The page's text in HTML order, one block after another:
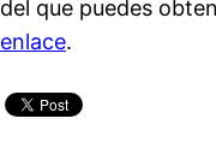
del que puedes
enlace.